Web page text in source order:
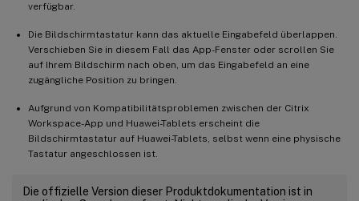
verfügbar.
Die Bildschirmtastatur kann das aktuelle Eingabefeld überlappen.
Verschieben Sie in diesem Fall das App-Fenster oder scrollen Sie
auf Ihrem Bildschirm nach oben, um das Eingabefeld an eine
zugängliche Position zu bringen.
Aufgrund von Kompatibilitätsproblemen zwischen der Citrix
Workspace-App und Huawei-Tablets erscheint die
Bildschirmtastatur auf Huawei-Tablets, selbst wenn eine physische
Tastatur angeschlossen ist.
Die offizielle Version dieser Produktdokumentation ist in